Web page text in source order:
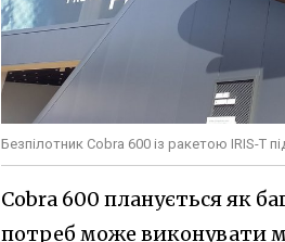
Безпілотник Cobra 600 із ракетою IRIS-T
Cobra 600 планується як
потреб може виконувати